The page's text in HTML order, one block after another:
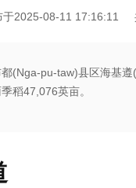
于2025-08-11 17:16:11
(Nga-pu-taw)县区海基
稻47,076英亩。